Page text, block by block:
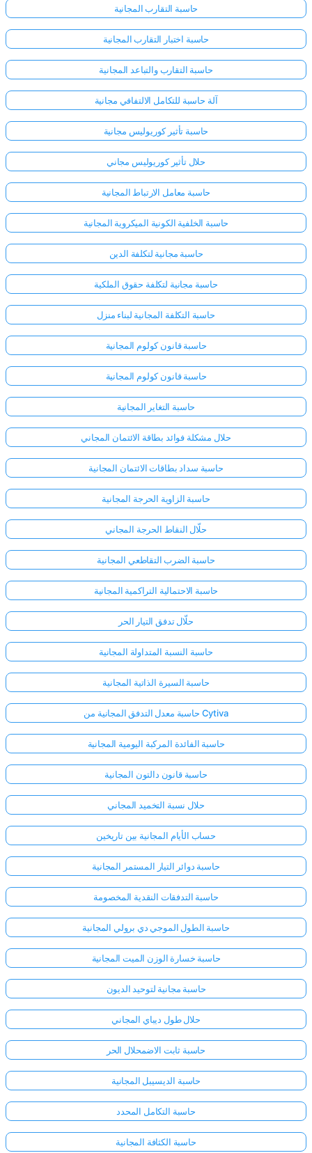
حاسبة التقارب المجانية
حاسبة اختبار التقارب المجانية
حاسبة التقارب والتباعد المجانية
آلة حاسبة للتكامل الالتفافي مجانية
حاسبة تأثير كوريوليس مجانية
حلال تأثير كوريوليس مجاني
حاسبة معامل الارتباط المجانية
حاسبة الخلفية الكونية الميكروية المجانية
حاسبة مجانية لتكلفة الدين
حاسبة مجانية لتكلفة حقوق الملكية
حاسبة التكلفة المجانية لبناء منزل
حاسبة قانون كولوم المجانية
حاسبة قانون كولوم المجانية
حاسبة التغاير المجانية
حلال مشكلة فوائد بطاقة الائتمان المجاني
حاسبة سداد بطاقات الائتمان المجانية
حاسبة الزاوية الحرجة المجانية
حلّال النقاط الحرجة المجاني
حاسبة الضرب التقاطعي المجانية
حاسبة الاحتمالية التراكمية المجانية
حلّال تدفق التيار الحر
حاسبة النسبة المتداولة المجانية
حاسبة السيرة الذاتية المجانية
حاسبة معدل التدفق المجانية من Cytiva
حاسبة الفائدة المركبة اليومية المجانية
حاسبة قانون دالتون المجانية
حلال نسبة التخميد المجاني
حساب الأيام المجانية بين تاريخين
حاسبة دوائر التيار المستمر المجانية
حاسبة التدفقات النقدية المخصومة
حاسبة الطول الموجي دي برولي المجانية
حاسبة خسارة الوزن الميت المجانية
حاسبة مجانية لتوحيد الديون
حلال طول ديباي المجاني
حاسبة ثابت الاضمحلال الحر
حاسبة الديسيبل المجانية
حاسبة التكامل المحدد
حاسبة الكثافة المجانية